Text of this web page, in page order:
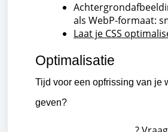
als WebP-formaat:
Laat je CSS
Optimalisatie
Tijd voor een opfrissing van je
geven?